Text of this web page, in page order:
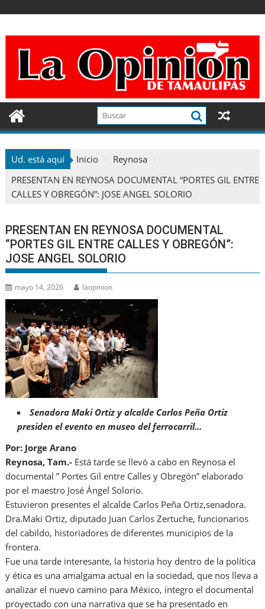
contenido
Ud. está aquí Inicio
Reynosa
PRESENTAN EN REYNOSA DOCUMENTAL “PORTES GIL ENTRE
CALLES Y OBREGÓN”: JOSE ANGEL SOLORIO
PRESENTAN EN REYNOSA DOCUMENTAL
“PORTES GIL ENTRE CALLES Y OBREGÓN”:
JOSE ANGEL SOLORIO
mayo 14, 2026 laopinion
Senadora Maki Ortiz y alcalde Carlos Peña Ortiz
presiden el evento en museo del ferrocarril…
Por: Jorge Arano
Reynosa, Tam.- Está tarde se llevó a cabo en Reynosa el
documental ” Portes Gil entre Calles y Obregón” elaborado
por el maestro José Ángel Solorio.
Estuvieron presentes el alcalde Carlos Peña Ortiz,senadora.
Dra.Maki Ortiz, diputado Juan Carlos Zertuche, funcionarios
del cabildo, historiadores de diferentes municipios de la
frontera.
Fue una tarde interesante, la historia hoy dentro de la política
y ética es una amalgama actual en la sociedad, que nos lleva a
analizar el nuevo camino para México, íntegro el documental
proyectado con una narrativa que se ha presentado en